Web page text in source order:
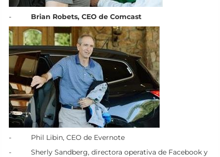
- Brian Robets, CEO de Comcast
- Phil Libin, CEO de Evernote
- Sherly Sandberg, directora operativa de Facebook y